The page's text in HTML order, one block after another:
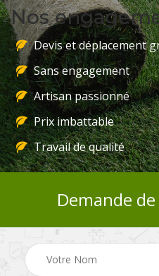
Nos
Devis et déplacement
Sans engagement
Artisan passionné
Prix imbattable
Travail de qualité
Demande